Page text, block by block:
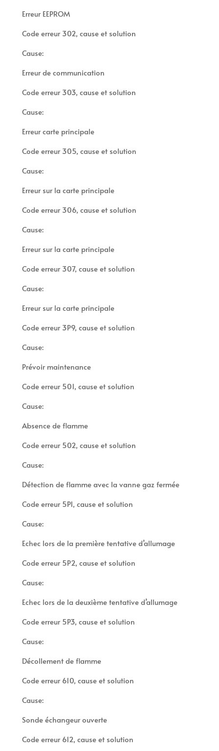
Erreur EEPROM
Code erreur 302, cause et solution
Cause:
Erreur de communication
Code erreur 303, cause et solution
Cause:
Erreur carte principale
Code erreur 305, cause et solution
Cause:
Erreur sur la carte principale
Code erreur 306, cause et solution
Cause:
Erreur sur la carte principale
Code erreur 307, cause et solution
Cause:
Erreur sur la carte principale
Code erreur 3P9, cause et solution
Cause:
Prévoir maintenance
Code erreur 501, cause et solution
Cause:
Absence de flamme
Code erreur 502, cause et solution
Cause:
Détection de flamme avec la vanne gaz fermée
Code erreur 5P1, cause et solution
Cause:
Echec lors de la première tentative d’allumage
Code erreur 5P2, cause et solution
Cause:
Echec lors de la deuxième tentative d’allumage
Code erreur 5P3, cause et solution
Cause:
Décollement de flamme
Code erreur 610, cause et solution
Cause:
Sonde échangeur ouverte
Code erreur 612, cause et solution